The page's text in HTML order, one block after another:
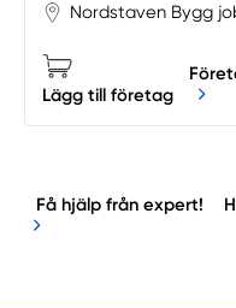
Nordstaven Bygg
Lägg till företag
Få hjälp från expert!